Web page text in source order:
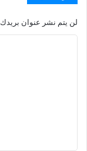
لن يتم نشر عنوان بريدك